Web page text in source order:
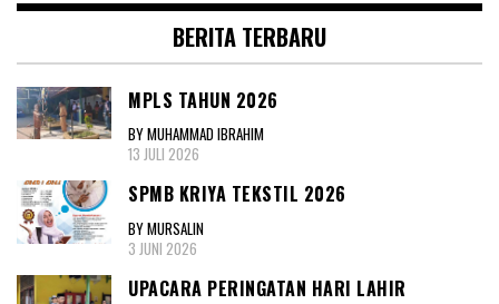
BERITA TERBARU
MPLS TAHUN 2026
BY MUHAMMAD IBRAHIM
13 JULI 2026
SPMB KRIYA TEKSTIL 2026
BY MURSALIN
3 JUNI 2026
UPACARA PERINGATAN HARI LAHIR